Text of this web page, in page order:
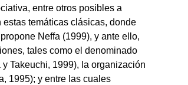
entre otros posibles a
temáticas clásicas, donde
Neffa (1999), y ante ello,
tales como el denominado
Takeuchi, 1999), la organización
1995); y entre las cuales